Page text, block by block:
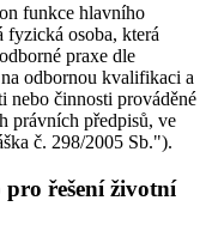
funkce hlavního
fyzická osoba, která
praxe dle
odbornou kvalifikaci a
nebo činnosti prováděné
právních předpisů, ve
č. 298/2005 Sb.").
řešení životní